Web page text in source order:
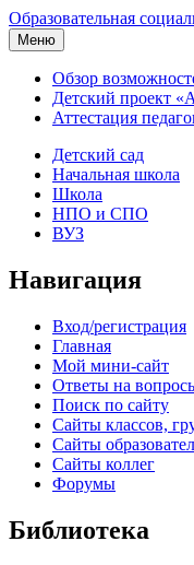
Образовательная
Меню
Обзор
Детский проект
Аттестация
Детский сад
Начальная школа
Школа
НПО и СПО
ВУЗ
Навигация
Вход/регистрация
Главная
Мой мини-сайт
Ответы на
Поиск по сайту
Сайты классов,
Сайты
Сайты коллег
Форумы
Библиотека